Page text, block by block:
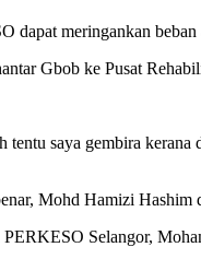
dapat meringankan
Gbob ke Pusat
tentu saya gembira
Mohd Hamizi
Selangor,